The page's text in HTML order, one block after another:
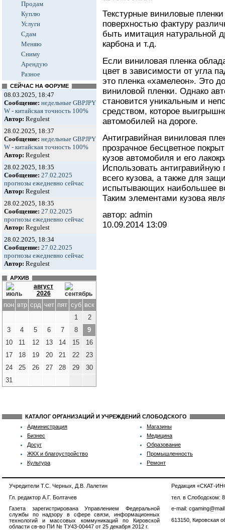
Продам
Куплю
Услуги
Сдам
Меняю
Сниму
Арендую
Разное
СЕЙЧАС НА ФОРУМЕ
08.03.2025, 18:47
Сообщение: недельные GBPJPY
W - китайская точность 100%
Автор: Regulest
28.02.2025, 18:37
Сообщение: недельные GBPJPY
W - китайская точность 100%
Автор: Regulest
28.02.2025, 18:35
Сообщение: 27.02.2025
прогнозы ежедневно сейчас
Автор: Regulest
28.02.2025, 18:35
Сообщение: 27.02.2025
прогнозы ежедневно сейчас
Автор: Regulest
28.02.2025, 18:34
Сообщение: 27.02.2025
прогнозы ежедневно сейчас
Автор: Regulest
АРХИВ
август
2026
пон втр срд чет пят суб вск
1
2
3
4 5 6 7 8
9
10
11 12 13 14 15
16
17
18 19 20 21 22
23
24
25 26 27 28 29
30
31
Текстурные виниловые
поверхностью фактуру
быть имитация натуральной
карбона и т.д.
Если виниловая пленка
цвет в зависимости от угла
это пленка «хамелеон». Это
виниловой пленки. Однако
становится уникальным и
средством, которое
автомобилей на дороге.
Антигравийная виниловая
прозрачное бесцветное
кузов автомобиля и его
Использовать
всего кузова, а также для
испытывающих наибольшее
Таким элементами кузова
автор: admin
10.09.2014 13:09
КАТАЛОГ ОРГАНИЗАЦИЙ И УЧРЕЖДЕНИЙ СЛОБОДСКОГО
Администрация
Бизнес
Досуг
ЖКХ и благоустройство
Культура
Магазины
Медицина
Образование
Промышленность
Ремонт
Учредители Т.С. Черных, Д.В. Лалетин
Гл. редактор А.Г. Болтачев
Газета зарегистрирована Управлением Федеральной
службы по надзору в сфере связи, информационных
технологий и массовых коммуникаций по Кировской
области св-во ПИ № ТУ43-00447 от 25 декабря 2012 г.
Редакция «СКАТ-
тел. в Слободском:
e-mail:
613150, Кировская